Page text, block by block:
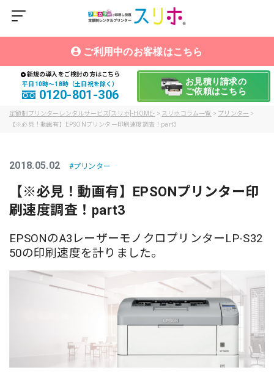
ご利用中のお客様はこちら
新規の導入をご検討の方はこちら
平日10時〜18時（土日祝を除く）
0120-801-306
お見積り請求の
ご依頼はこちら
定額制プリンターレンタルサービス[スリホ]-HOME- > スリホコラム一覧 > プリンター >
【※必見！動画有】EPSONプリンター印刷速度調査！part3
2018.05.02 プリンター
【※必見！動画有】EPSONプリンター印
刷速度調査！part3
EPSONのA3レーザーモノクロプリンターLP-S32
50の印刷速度を計りました。